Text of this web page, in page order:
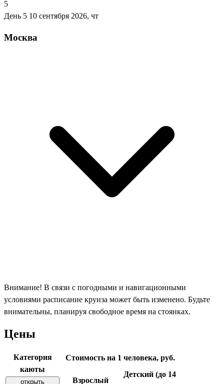
5
День 5 10 сентября 2026, чт
Москва
Внимание! В связи с погодными и навигационными
условиями расписание круиза может быть изменено. Будьте
внимательны, планируя свободное время на стоянках.
Цены
Категория
каюты
открыть
Стоимость на 1 человека, руб.
Взрослый
Детский (до 14